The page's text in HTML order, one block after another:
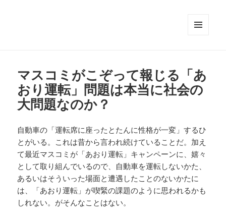
ット
マスコミがこぞって報じる「あ
おり運転」問題は本当に社会の
大問題なのか？
自動車の「運転席に座ったとたんに性格が一変」するひ
とがいる。これは昔から言われ続けていることだ。加え
て最近マスコミが「あおり運転」キャンペーンに、嬉々
として取り組んでいるので、自動車を運転しないかた、
あるいはそういった場面と遭遇したことのないかたに
は、「あおり運転」が喫緊の課題のように思われるかも
しれない。がそんなことはない。